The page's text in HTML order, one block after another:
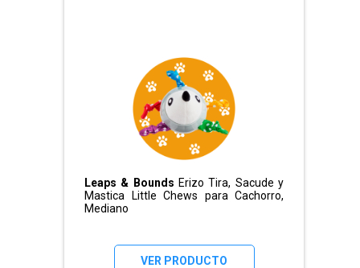
Leaps & Bounds Erizo Tira, Sacude y
Mastica Little Chews para Cachorro,
Mediano
VER PRODUCTO